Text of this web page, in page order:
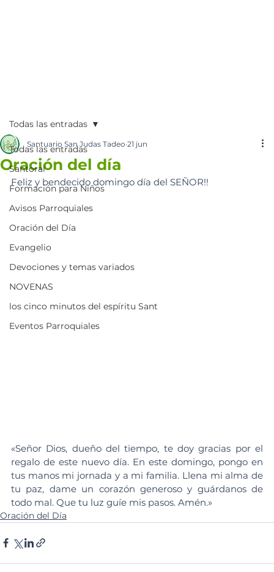
Todas las entradas
Santoral
Formación para Niños
Avisos Parroquiales
Oración del Día
Evangelio
Devociones y temas variados
NOVENAS
los cinco minutos del espíritu Sant
Eventos Parroquiales
Todas las entradas
Oración del día
Santuario San Judas Tadeo 21 jun
Feliz y bendecido domingo día del SEÑOR!!
«Señor Dios, dueño del tiempo, te doy gracias por el
regalo de este nuevo día. En este domingo, pongo en
tus manos mi jornada y a mi familia. Llena mi alma de
tu paz, dame un corazón generoso y guárdanos de
todo mal. Que tu luz guíe mis pasos. Amén.»
Oración del Día